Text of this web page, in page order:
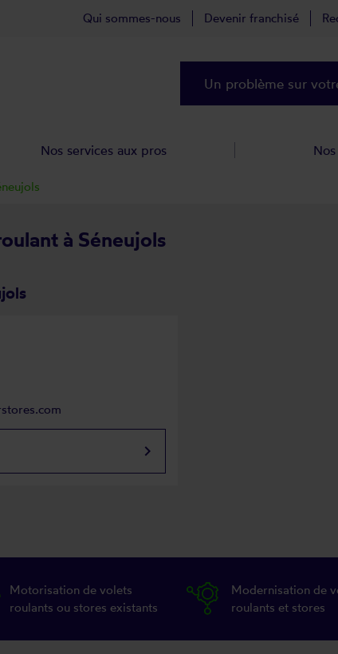
à Séneujols
keyboard_arrow_right
Motorisation de volets
roulants ou stores existants
Modernisation de
roulants et stores
Qui sommes-nous Devenir franchisé
Un problème sur
Nos services aux pros